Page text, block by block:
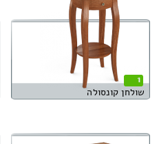
1
שולחן קונסולה